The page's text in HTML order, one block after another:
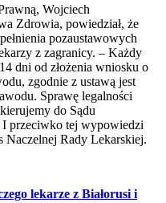
Wojciech
Zdrowia, powiedział, że
pozaustawowych
z zagranicy. – Każdy
dni od złożenia wniosku o
zgodnie z ustawą jest
Sprawę legalności
do Sądu
I przeciwko tej wypowiedzi
Naczelnej Rady Lekarskiej.
lekarze z Białorusi i